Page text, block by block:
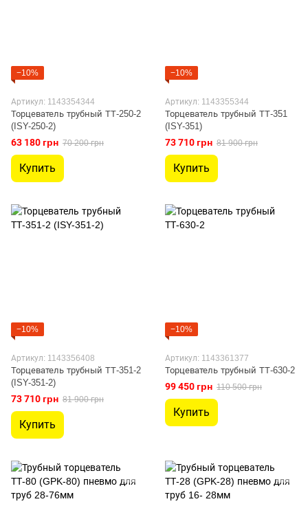
−10%
Артикул: 1143354344
Торцеватель трубный ТТ-250-2
(ISY-250-2)
63 180 грн 70 200 грн
Купить
−10%
Артикул: 1143355344
Торцеватель трубный ТТ-351
(ISY-351)
73 710 грн 81 900 грн
Купить
−10%
Артикул: 1143356408
Торцеватель трубный ТТ-351-2
(ISY-351-2)
73 710 грн 81 900 грн
Купить
−10%
Артикул: 1143361377
Торцеватель трубный ТТ-630-2
99 450 грн 110 500 грн
Купить